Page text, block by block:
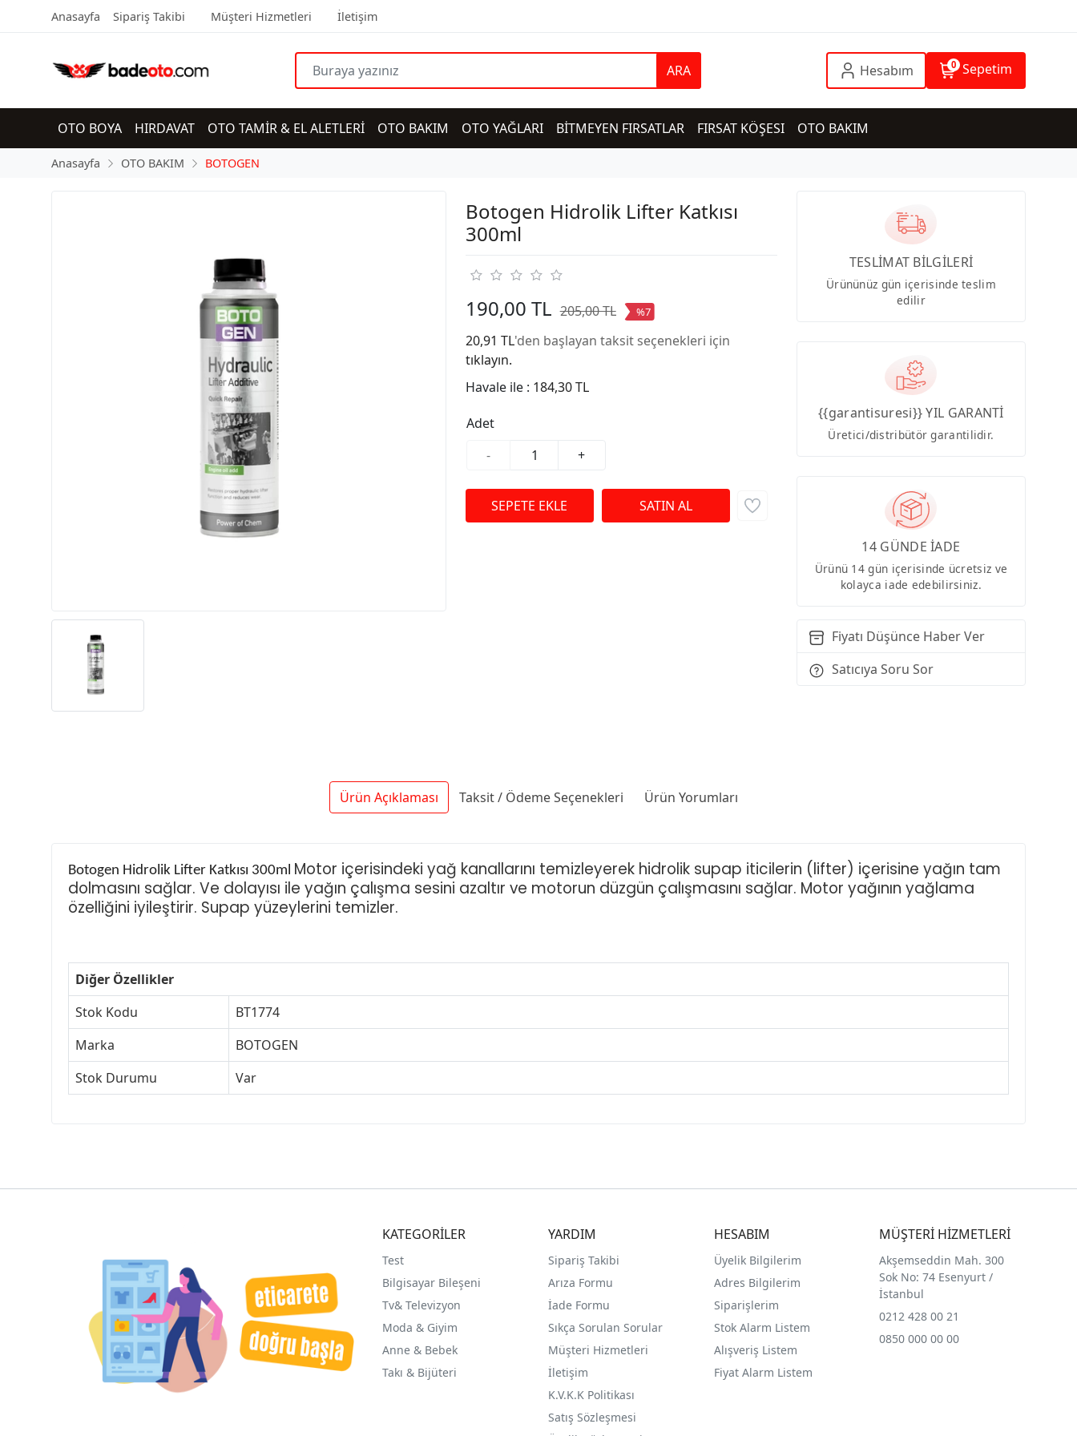
Anasayfa Sipariş Takibi Müşteri Hizmetleri İletişim
ARA Hesabım 0 Sepetim
OTO BOYA HIRDAVAT OTO TAMİR & EL ALETLERİ OTO BAKIM OTO YAĞLARI BİTMEYEN FIRSATLAR FIRSAT KÖŞESI OTO BAKIM
Anasayfa OTO BAKIM BOTOGEN
Botogen Hidrolik Lifter Katkısı
300ml
190,00 TL 205,00 TL %7
20,91 TL'den başlayan taksit seçenekleri için
tıklayın.
Havale ile : 184,30 TL
Adet
-
+
TESLİMAT BİLGİLERİ
Ürününüz gün içerisinde teslim
edilir
{{garantisuresi}} YIL GARANTİ
Üretici/distribütör garantilidir.
14 GÜNDE İADE
Ürünü 14 gün içerisinde ücretsiz ve
kolayca iade edebilirsiniz.
Fiyatı Düşünce Haber Ver
Satıcıya Soru Sor
Ürün Açıklaması Taksit / Ödeme Seçenekleri Ürün Yorumları
Botogen Hidrolik Lifter Katkısı 300ml Motor içerisindeki yağ kanallarını temizleyerek hidrolik supap iticilerin (lifter) içerisine yağın tam
dolmasını sağlar. Ve dolayısı ile yağın çalışma sesini azaltır ve motorun düzgün çalışmasını sağlar. Motor yağının yağlama
özelliğini iyileştirir. Supap yüzeylerini temizler.
Diğer Özellikler
Stok Kodu
BT1774
Marka
BOTOGEN
Stok Durumu
Var
KATEGORİLER
Test
Bilgisayar Bileşeni
Tv& Televizyon
Moda & Giyim
Anne & Bebek
Takı & Bijüteri
YARDIM
Sipariş Takibi
Arıza Formu
İade Formu
Sıkça Sorulan Sorular
Müşteri Hizmetleri
İletişim
K.V.K.K Politikası
Satış Sözleşmesi
HESABIM
Üyelik Bilgilerim
Adres Bilgilerim
Siparişlerim
Stok Alarm Listem
Alışveriş Listem
Fiyat Alarm Listem
MÜŞTERİ HİZMETLERİ
Akşemseddin Mah. 300
Sok No: 74 Esenyurt /
İstanbul
0212 428 00 21
0850 000 00 00